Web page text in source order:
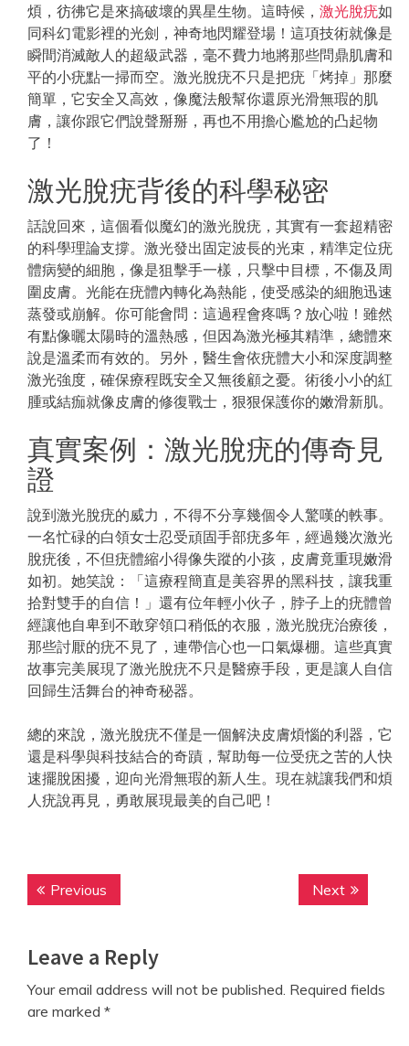
煩，彷彿它是來搞破壞的異星生物。這時候， 激光脫疣如
同科幻電影裡的光劍，神奇地閃耀登場！這項技術就像是
瞬間消滅敵人的超級武器，毫不費力地將那些問鼎肌膚和
平的小疣點一掃而空。激光脫疣不只是把疣「烤掉」那麼
簡單，它安全又高效，像魔法般幫你還原光滑無瑕的肌
膚，讓你跟它們說聲掰掰，再也不用擔心尷尬的凸起物
了！
激光脫疣背後的科學秘密
話說回來，這個看似魔幻的激光脫疣，其實有一套超精密
的科學理論支撐。激光發出固定波長的光束，精準定位疣
體病變的細胞，像是狙擊手一樣，只擊中目標，不傷及周
圍皮膚。光能在疣體內轉化為熱能，使受感染的細胞迅速
蒸發或崩解。你可能會問：這過程會疼嗎？放心啦！雖然
有點像曬太陽時的溫熱感，但因為激光極其精準，總體來
說是溫柔而有效的。另外，醫生會依疣體大小和深度調整
激光強度，確保療程既安全又無後顧之憂。術後小小的紅
腫或結痂就像皮膚的修復戰士，狠狠保護你的嫩滑新肌。
真實案例：激光脫疣的傳奇見
證
說到激光脫疣的威力，不得不分享幾個令人驚嘆的軼事。
一名忙碌的白領女士忍受頑固手部疣多年，經過幾次激光
脫疣後，不但疣體縮小得像失蹤的小孩，皮膚竟重現嫩滑
如初。她笑說：「這療程簡直是美容界的黑科技，讓我重
拾對雙手的自信！」還有位年輕小伙子，脖子上的疣體曾
經讓他自卑到不敢穿領口稍低的衣服，激光脫疣治療後，
那些討厭的疣不見了，連帶信心也一口氣爆棚。這些真實
故事完美展現了激光脫疣不只是醫療手段，更是讓人自信
回歸生活舞台的神奇秘器。
總的來說，激光脫疣不僅是一個解決皮膚煩惱的利器，它
還是科學與科技結合的奇蹟，幫助每一位受疣之苦的人快
速擺脫困擾，迎向光滑無瑕的新人生。現在就讓我們和煩
人疣說再見，勇敢展現最美的自己吧！
Post
Previous
post:
NextNext
post:
Leave a Reply
Your email address will not be published. Required fields
are marked *